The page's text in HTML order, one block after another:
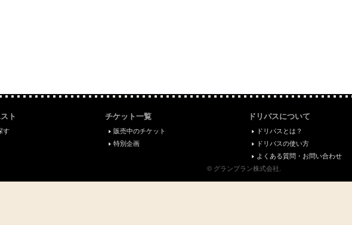
ト
す
チケット一覧
販売中のチケット
特別企画
ドリパスについて
ドリパスとは？
ドリパスの使い方
よくある質問・お問い合わせ
© グランプラン株式会社.